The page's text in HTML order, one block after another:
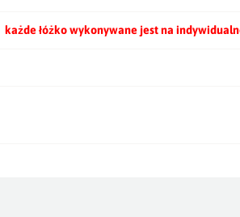
każde łóżko wykonywane jest na